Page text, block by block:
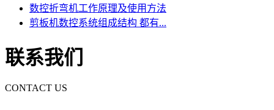
数控折弯机工作原理及使用方法
剪板机数控系统组成结构 都有...
联系我们
CONTACT US